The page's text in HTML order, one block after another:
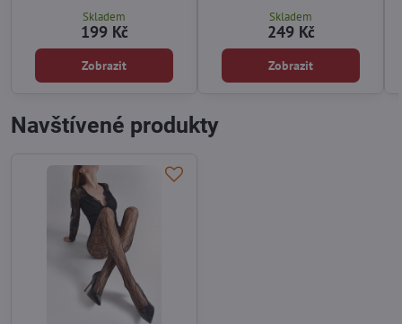
Skladem
199 Kč
Zobrazit
Skladem
249 Kč
Zobrazit
Navštívené produkty